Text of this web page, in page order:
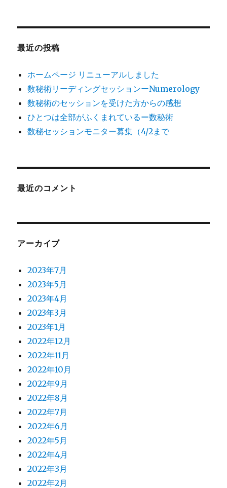
最近の投稿
ホームページ リニューアルしました
数秘術リーディングセッションーNumerology
数秘術のセッションを受けた方からの感想
ひとつは全部がふくまれているー数秘術
数秘セッションモニター募集（4/2まで
最近のコメント
アーカイブ
2023年7月
2023年5月
2023年4月
2023年3月
2023年1月
2022年12月
2022年11月
2022年10月
2022年9月
2022年8月
2022年7月
2022年6月
2022年5月
2022年4月
2022年3月
2022年2月